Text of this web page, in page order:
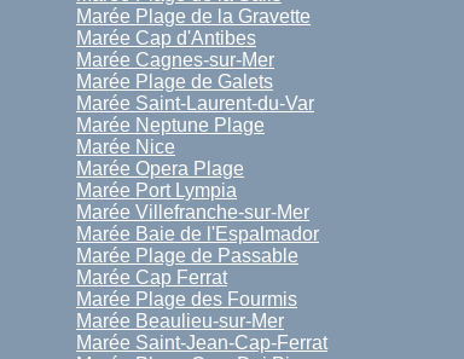
Marée Plage de la Gravette
Marée Cap d'Antibes
Marée Cagnes-sur-Mer
Marée Plage de Galets
Marée Saint-Laurent-du-Var
Marée Neptune Plage
Marée Nice
Marée Opera Plage
Marée Port Lympia
Marée Villefranche-sur-Mer
Marée Baie de l'Espalmador
Marée Plage de Passable
Marée Cap Ferrat
Marée Plage des Fourmis
Marée Beaulieu-sur-Mer
Marée Saint-Jean-Cap-Ferrat